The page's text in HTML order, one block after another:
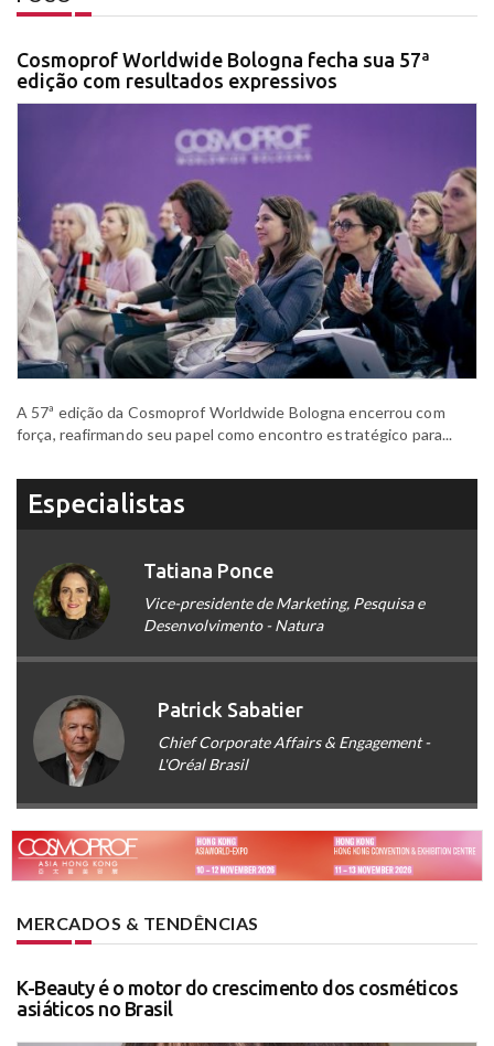
Cosmoprof Worldwide Bologna fecha sua 57ª
edição com resultados expressivos
A 57ª edição da Cosmoprof Worldwide Bologna encerrou com
força, reafirmando seu papel como encontro estratégico para...
Especialistas
Tatiana Ponce
Vice-presidente de Marketing, Pesquisa e
Desenvolvimento - Natura
Patrick Sabatier
Chief Corporate Affairs & Engagement -
L'Oréal Brasil
MERCADOS & TENDÊNCIAS
K-Beauty é o motor do crescimento dos cosméticos
asiáticos no Brasil